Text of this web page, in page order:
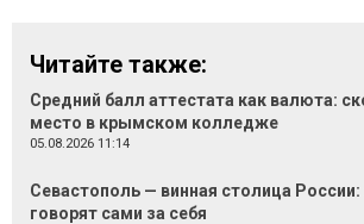
Читайте также:
Средний балл аттестата как валюта:
место в крымском колледже
05.08.2026 11:14
Севастополь — винная столица
говорят сами за себя